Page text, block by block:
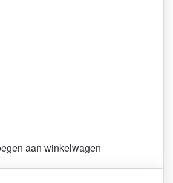
aan winkelwagen